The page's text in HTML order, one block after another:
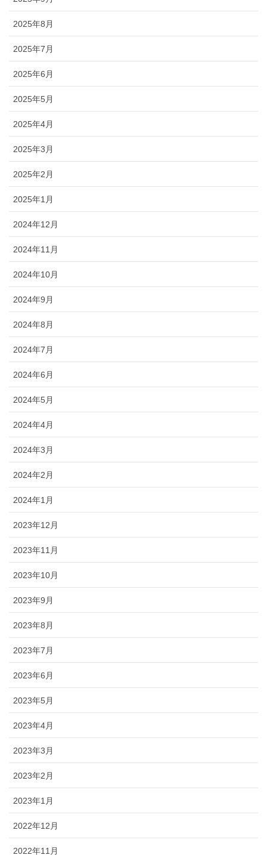
2025年8月
2025年7月
2025年6月
2025年5月
2025年4月
2025年3月
2025年2月
2025年1月
2024年12月
2024年11月
2024年10月
2024年9月
2024年8月
2024年7月
2024年6月
2024年5月
2024年4月
2024年3月
2024年2月
2024年1月
2023年12月
2023年11月
2023年10月
2023年9月
2023年8月
2023年7月
2023年6月
2023年5月
2023年4月
2023年3月
2023年2月
2023年1月
2022年12月
2022年11月